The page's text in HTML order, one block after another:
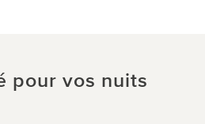
pour vos nuits